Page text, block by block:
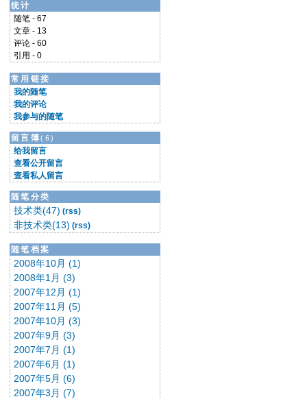
统计
随笔 - 67
文章 - 13
评论 - 60
引用 - 0
常用链接
我的随笔
我的评论
我参与的随笔
留言簿(6)
给我留言
查看公开留言
查看私人留言
随笔分类
技术类(47) (rss)
非技术类(13) (rss)
随笔档案
2008年10月 (1)
2008年1月 (3)
2007年12月 (1)
2007年11月 (5)
2007年10月 (3)
2007年9月 (3)
2007年7月 (1)
2007年6月 (1)
2007年5月 (6)
2007年3月 (7)